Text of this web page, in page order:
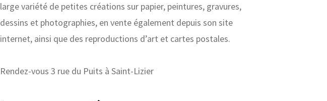
large variété de petites créations sur papier, peintures, gravures,
dessins et photographies, en vente également depuis son site
internet, ainsi que des reproductions d’art et cartes postales.
Rendez-vous 3 rue du Puits à Saint-Lizier